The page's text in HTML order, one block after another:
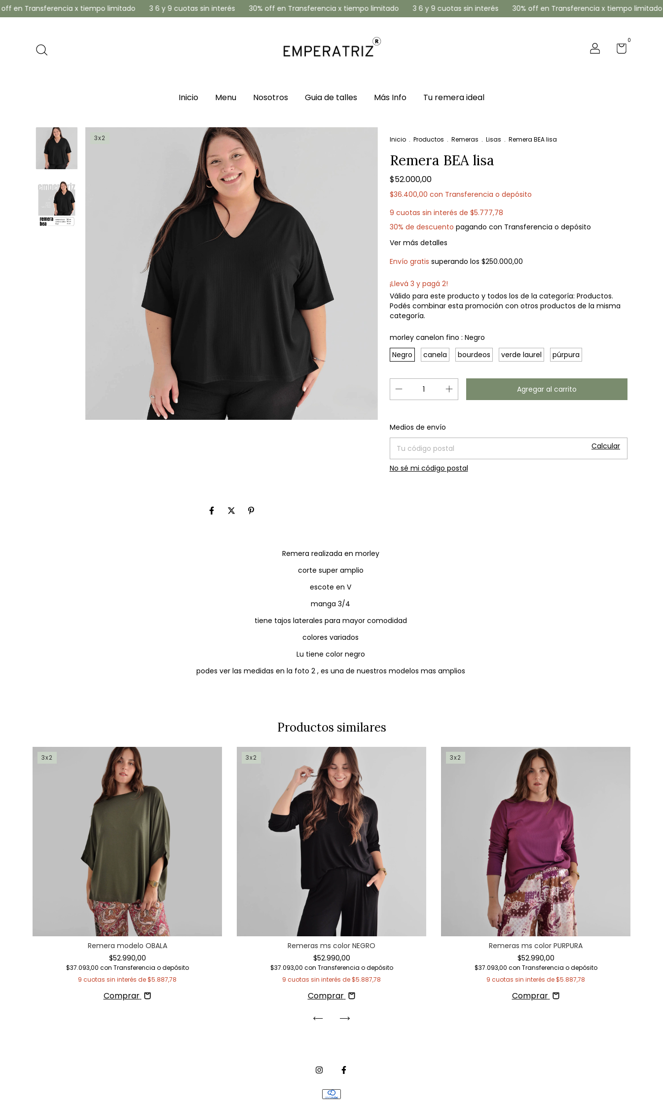
x tiempo limitado 3 6 y 9 cuotas sin interés 30% off en Transferencia x tiempo limitado 3 6 y 9 cuotas sin interés 30% off en Transferencia x tiempo limitado 3
0
Inicio Menu Nosotros Guia de talles Más Info Tu remera ideal
3x2 Inicio . Productos . Remeras . Lisas . Remera BEA lisa
Remera BEA lisa
$52.000,00
$36.400,00 con Transferencia o depósito
9 cuotas sin interés de $5.777,78
30% de descuento pagando con Transferencia o depósito
Ver más detalles
Envío gratis superando los $250.000,00
¡Llevá 3 y pagá 2!
Válido para este producto y todos los de la categoría: Productos.
Podés combinar esta promoción con otros productos de la misma
categoría.
morley canelon fino : Negro
Negro
canela bourdeos verde laurel púrpura
Entregas para el CP:
Medios de envío
Calcular
No sé mi código postal
Remera realizada en morley
corte super amplio
escote en V
manga 3/4
tiene tajos laterales para mayor comodidad
colores variados
Lu tiene color negro
podes ver las medidas en la foto 2 , es una de nuestros modelos mas amplios
Productos similares
3x2
Remera modelo OBALA
$52.990,00
$37.093,00 con Transferencia o depósito
9 cuotas sin interés de$5.887,78
Comprar
3x2
Remeras ms color NEGRO
$52.990,00
$37.093,00 con Transferencia o depósito
9 cuotas sin interés de$5.887,78
Comprar
3x2
Remeras ms color PURPURA
$52.990,00
$37.093,00 con Transferencia o depósito
9 cuotas sin interés de$5.887,78
Comprar